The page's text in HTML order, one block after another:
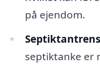
på ejendom.
septiktanke er